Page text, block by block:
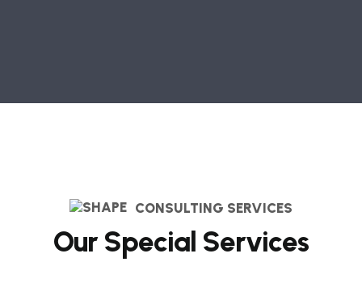
CONSULTING SERVICES
Our Special Services